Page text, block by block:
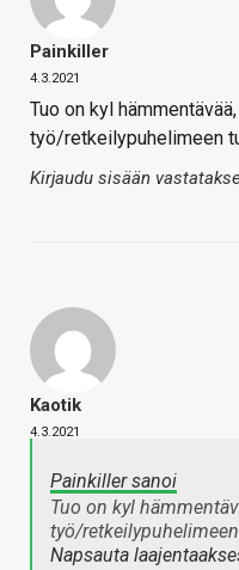
Painkiller
4.3.2021
Tuo on kyl
työ/retkeilypuhelimeen
Kirjaudu sisään
Kaotik
4.3.2021
Painkiller sanoi
Tuo on kyl
työ/
Napsauta